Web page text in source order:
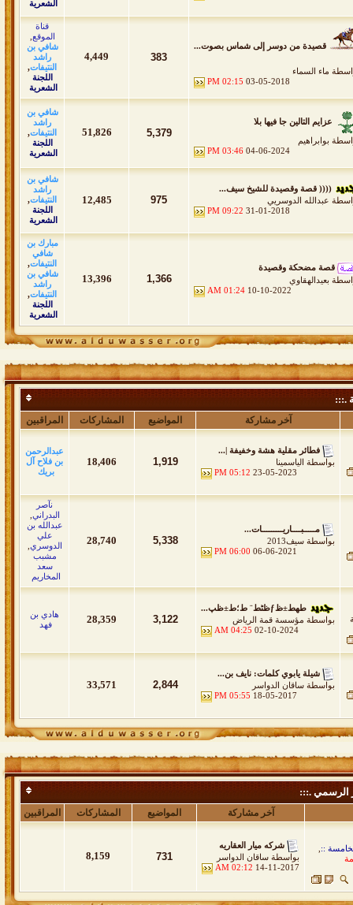
الشعرية
قصيدة من دوسر إلى شماس بصوت...
ماء السماء
03-05-2018
02:15 PM
383
4,449
قناة
الموقع
شافي بن
راشد
النتيفات,
اللجنة
الشعرية
عزايم التالين جا فيها بلا
بوابراهيم
04-06-2024
03:46 PM
5,379
51,826
شافي بن
راشد
النتيفات,
اللجنة
الشعرية
(((( قصة وقصيدة للشيخ سيف...
عبدالله الدوسريي
31-01-2018
09:22 PM
975
12,485
شافي بن
راشد
النتيفات,
اللجنة
الشعرية
قصة مضحكة وقصيدة
بعيدالهقاوي
10-10-2022
01:24 AM
1,366
13,396
مبارك بن
شافي
النتيفات,
شافي بن
راشد
النتيفات,
اللجنة
الشعرية
.:::
آخر مشاركة المواضيع المشاركات المراقبين
فطائر مقلية هشة وخفيفة |...
بواسطة الياسمينا
23-05-2023
05:12 PM
1,919
18,406
عبدالرحمن
بن فلاح آل
بريك
مـــــبــــاريـــــــــات...
بواسطة سيف2013
06-06-2021
06:00 PM
5,338
28,740
نآصر
البدراني
عبدالله بن
علي
الدوسري
مشبب
سعد
المخاريم
طھط±ظƒظٹط¨ ط؛ط±ظپ...
بواسطة مؤسسة قمة الرياض
02-10-2024
04:25 AM
3,122
28,359
هادي بن
فهد
شيلة يابوي كلمات: نايف بن...
بواسطة ساقان الدواسر
18-05-2017
05:55 PM
2,844
33,571
الرسمي .:::
آخر مشاركة المواضيع المشاركات المراقبين
::
شركه ميار العقاريه
بواسطة ساقان الدواسر
14-11-2017
02:12 AM
731
8,159